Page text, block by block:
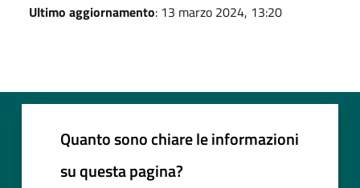
Ultimo aggiornamento: 13 marzo 2024, 13:20
Quanto sono chiare le informazioni
su questa pagina?